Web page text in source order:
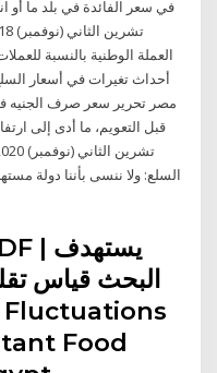
العملة الوطنية بالنسبة
السلع: ولا ننسى بأننا دولة
البحث قياس
Food